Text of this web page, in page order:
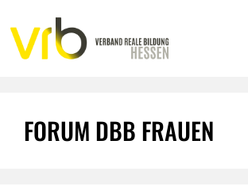
Inhalt
springen
FORUM DBB FRAUEN